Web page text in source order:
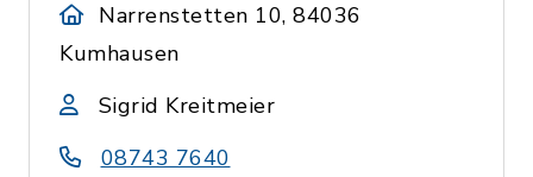
Narrenstetten 10, 84036
Kumhausen
Sigrid Kreitmeier
08743 7640